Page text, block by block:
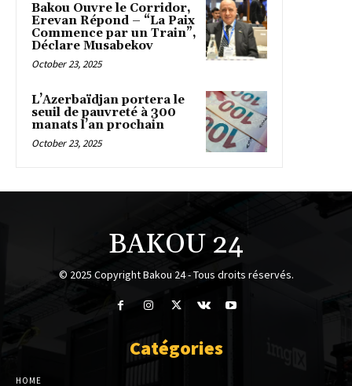
Bakou Ouvre le Corridor,
Erevan Répond – “La Paix
Commence par un Train”,
Déclare Musabekov
October 23, 2025
L’Azerbaïdjan portera le
seuil de pauvreté à 300
manats l’an prochain
October 23, 2025
BAKOU 24
© 2025 Copyright Bakou 24 - Tous droits réservés.
Catégories
HOME